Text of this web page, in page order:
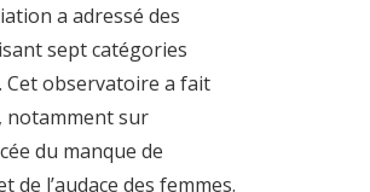
a adressé des
sept catégories
Cet observatoire a fait
notamment sur
du manque de
de l’audace des femmes.